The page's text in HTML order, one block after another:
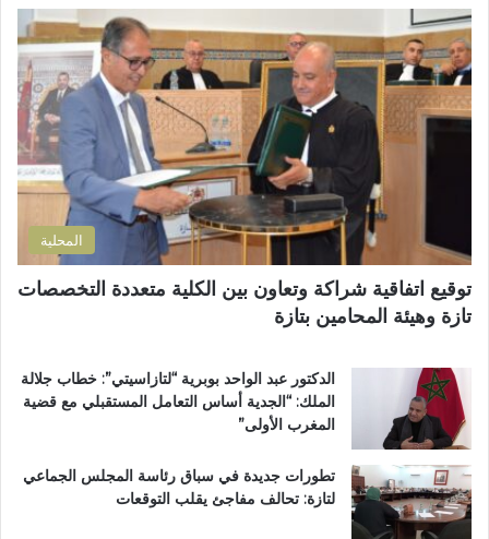
ة
ف
ي
أ
ح
م
د
ا
ل
ع
ب
و
ي
ث
ن
ق
ا
ل
إ
ل
ك
المحلية
توقيع اتفاقية شراكة وتعاون بين الكلية متعددة التخصصات
تازة وهيئة المحامين بتازة
الدكتور عبد الواحد بوبرية “لتازاسيتي”: خطاب جلالة
الملك: “الجدية أساس التعامل المستقبلي مع قضية
المغرب الأولى”
تطورات جديدة في سباق رئاسة المجلس الجماعي
لتازة: تحالف مفاجئ يقلب التوقعات